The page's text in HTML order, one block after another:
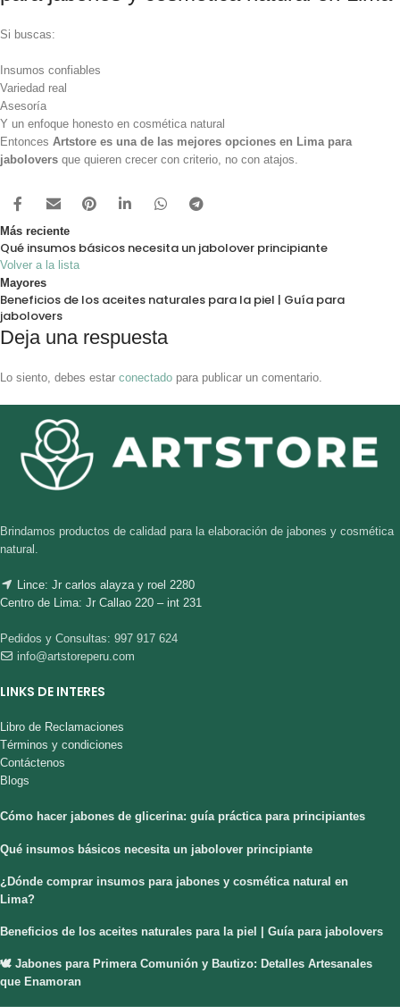
Si buscas:
Insumos confiables
Variedad real
Asesoría
Y un enfoque honesto en cosmética natural
Entonces Artstore es una de las mejores opciones en Lima para
jabolovers que quieren crecer con criterio, no con atajos.
Más reciente
Qué insumos básicos necesita un jabolover principiante
Volver a la lista
Mayores
Beneficios de los aceites naturales para la piel | Guía para
jabolovers
Deja una respuesta
Lo siento, debes estar conectado para publicar un comentario.
Brindamos productos de calidad para la elaboración de jabones y cosmética
natural.
Lince: Jr carlos alayza y roel 2280
Centro de Lima: Jr Callao 220 – int 231
Pedidos y Consultas: 997 917 624
info@artstoreperu.com
LINKS DE INTERES
Libro de Reclamaciones
Términos y condiciones
Contáctenos
Blogs
Cómo hacer jabones de glicerina: guía práctica para principiantes
Qué insumos básicos necesita un jabolover principiante
¿Dónde comprar insumos para jabones y cosmética natural en
Lima?
Beneficios de los aceites naturales para la piel | Guía para jabolovers
🕊️ Jabones para Primera Comunión y Bautizo: Detalles Artesanales
que Enamoran